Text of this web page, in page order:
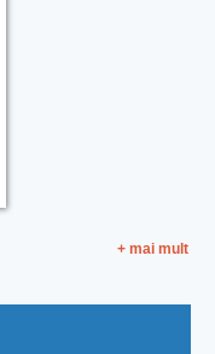
+ mai mult